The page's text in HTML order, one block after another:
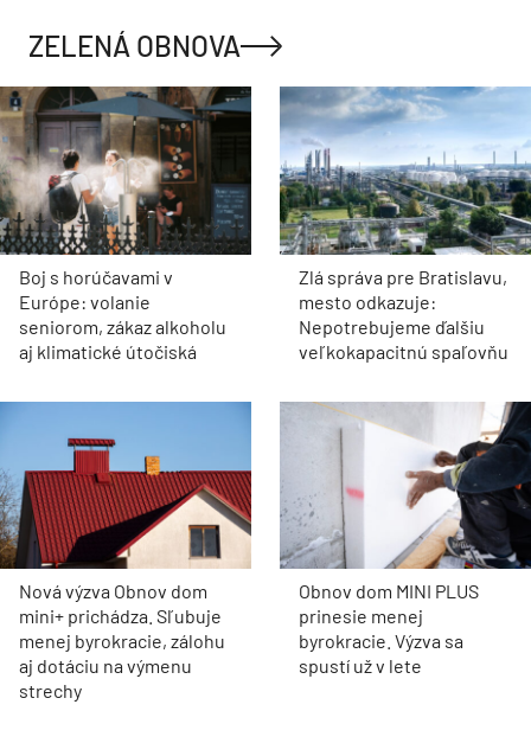
ZELENÁ OBNOVA
Boj s horúčavami v
Európe: volanie
seniorom, zákaz alkoholu
aj klimatické útočiská
Zlá správa pre Bratislavu,
mesto odkazuje:
Nepotrebujeme ďalšiu
veľkokapacitnú spaľovňu
Nová výzva Obnov dom
mini+ prichádza. Sľubuje
menej byrokracie, zálohu
aj dotáciu na výmenu
strechy
Obnov dom MINI PLUS
prinesie menej
byrokracie. Výzva sa
spustí už v lete